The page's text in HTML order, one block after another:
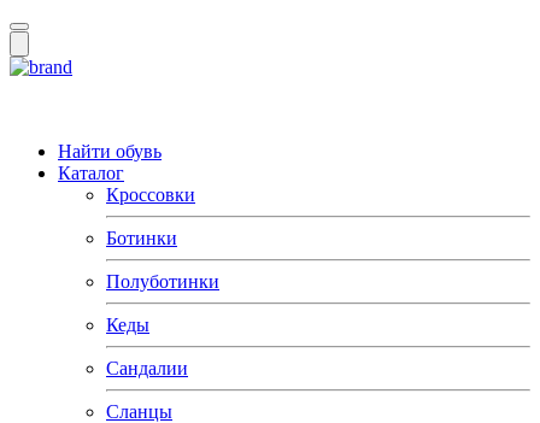
Найти обувь
Каталог
Кроссовки
Ботинки
Полуботинки
Кеды
Сандалии
Сланцы